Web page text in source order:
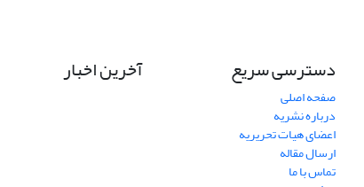
دسترسی سریع
صفحه اصلی
درباره نشریه
اعضای هیات تحریریه
ارسال مقاله
تماس با ما
آخرین اخبار